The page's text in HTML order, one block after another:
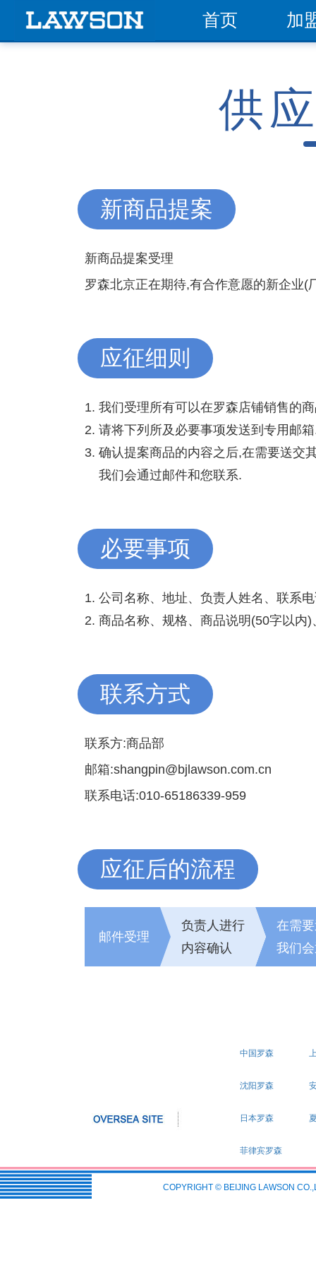
首页 加
供
新商品提案
新商品提案受理
罗森北京正在期待,有合作意愿的新企业(
应征细则
我们受理所有可以在罗森店铺销售的
请将下列所及必要事项发送到专用邮
确认提案商品的内容之后,在需要送交
我们会通过邮件和您联系.
必要事项
公司名称、地址、负责人姓名、联系
商品名称、规格、商品说明(50字以内
联系方式
联系方:商品部
邮箱:shangpin@bjlawson.com.cn
联系电话:010-65186339-959
应征后的流程
邮件受理
负责人进行
内容确认
在需
我们
中国罗森
沈阳罗森
日本罗森
菲律宾罗森
COPYRIGHT © BEIJING LAWSON